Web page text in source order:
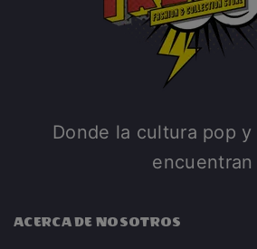
Donde la cultura pop y
encuentran
ACERCA DE NOSOTROS